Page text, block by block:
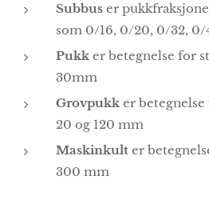
Subbus er
som 0/16, 0/20, 0/32,
Pukk er betegnelse for
30mm
Grovpukk er
20 og 120 mm
Maskinkult er
300 mm